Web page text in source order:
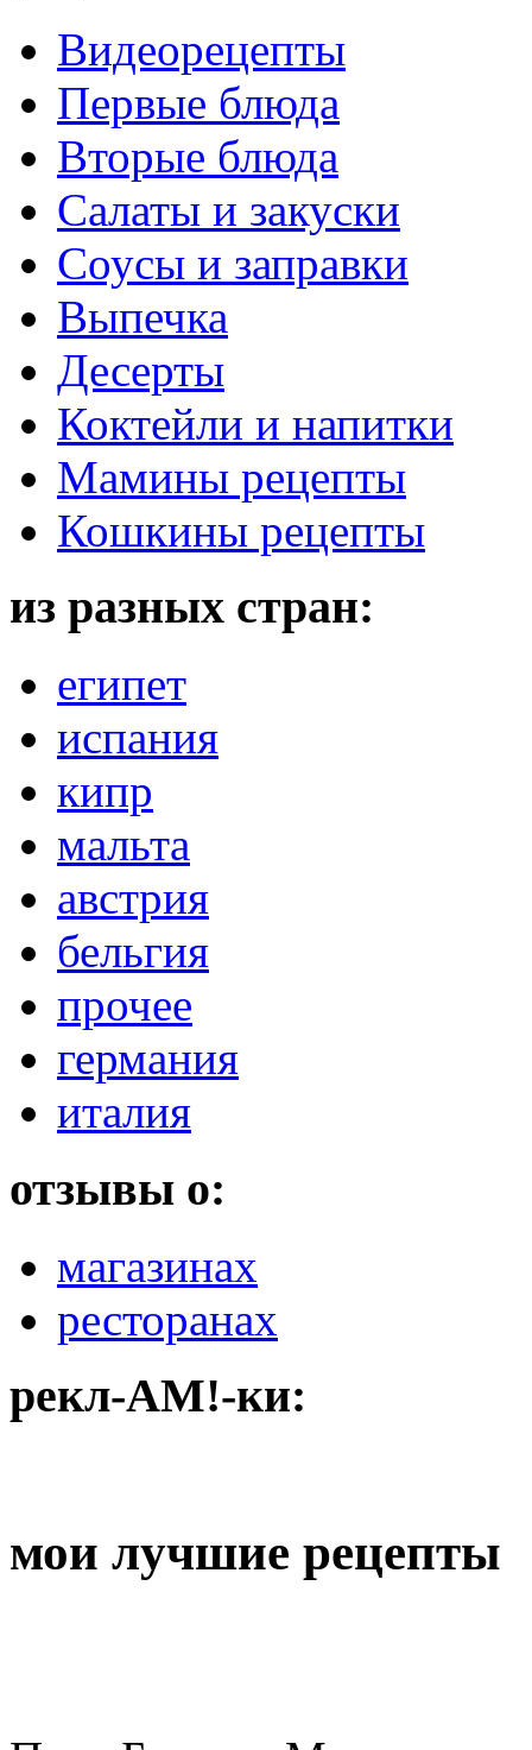
Видеорецепты
Первые блюда
Вторые блюда
Салаты и закуски
Соусы и заправки
Выпечка
Десерты
Коктейли и напитки
Мамины рецепты
Кошкины рецепты
из разных стран:
египет
испания
кипр
мальта
австрия
бельгия
прочее
германия
италия
отзывы о:
магазинах
ресторанах
рекл-АМ!-ки:
мои лучшие рецепты